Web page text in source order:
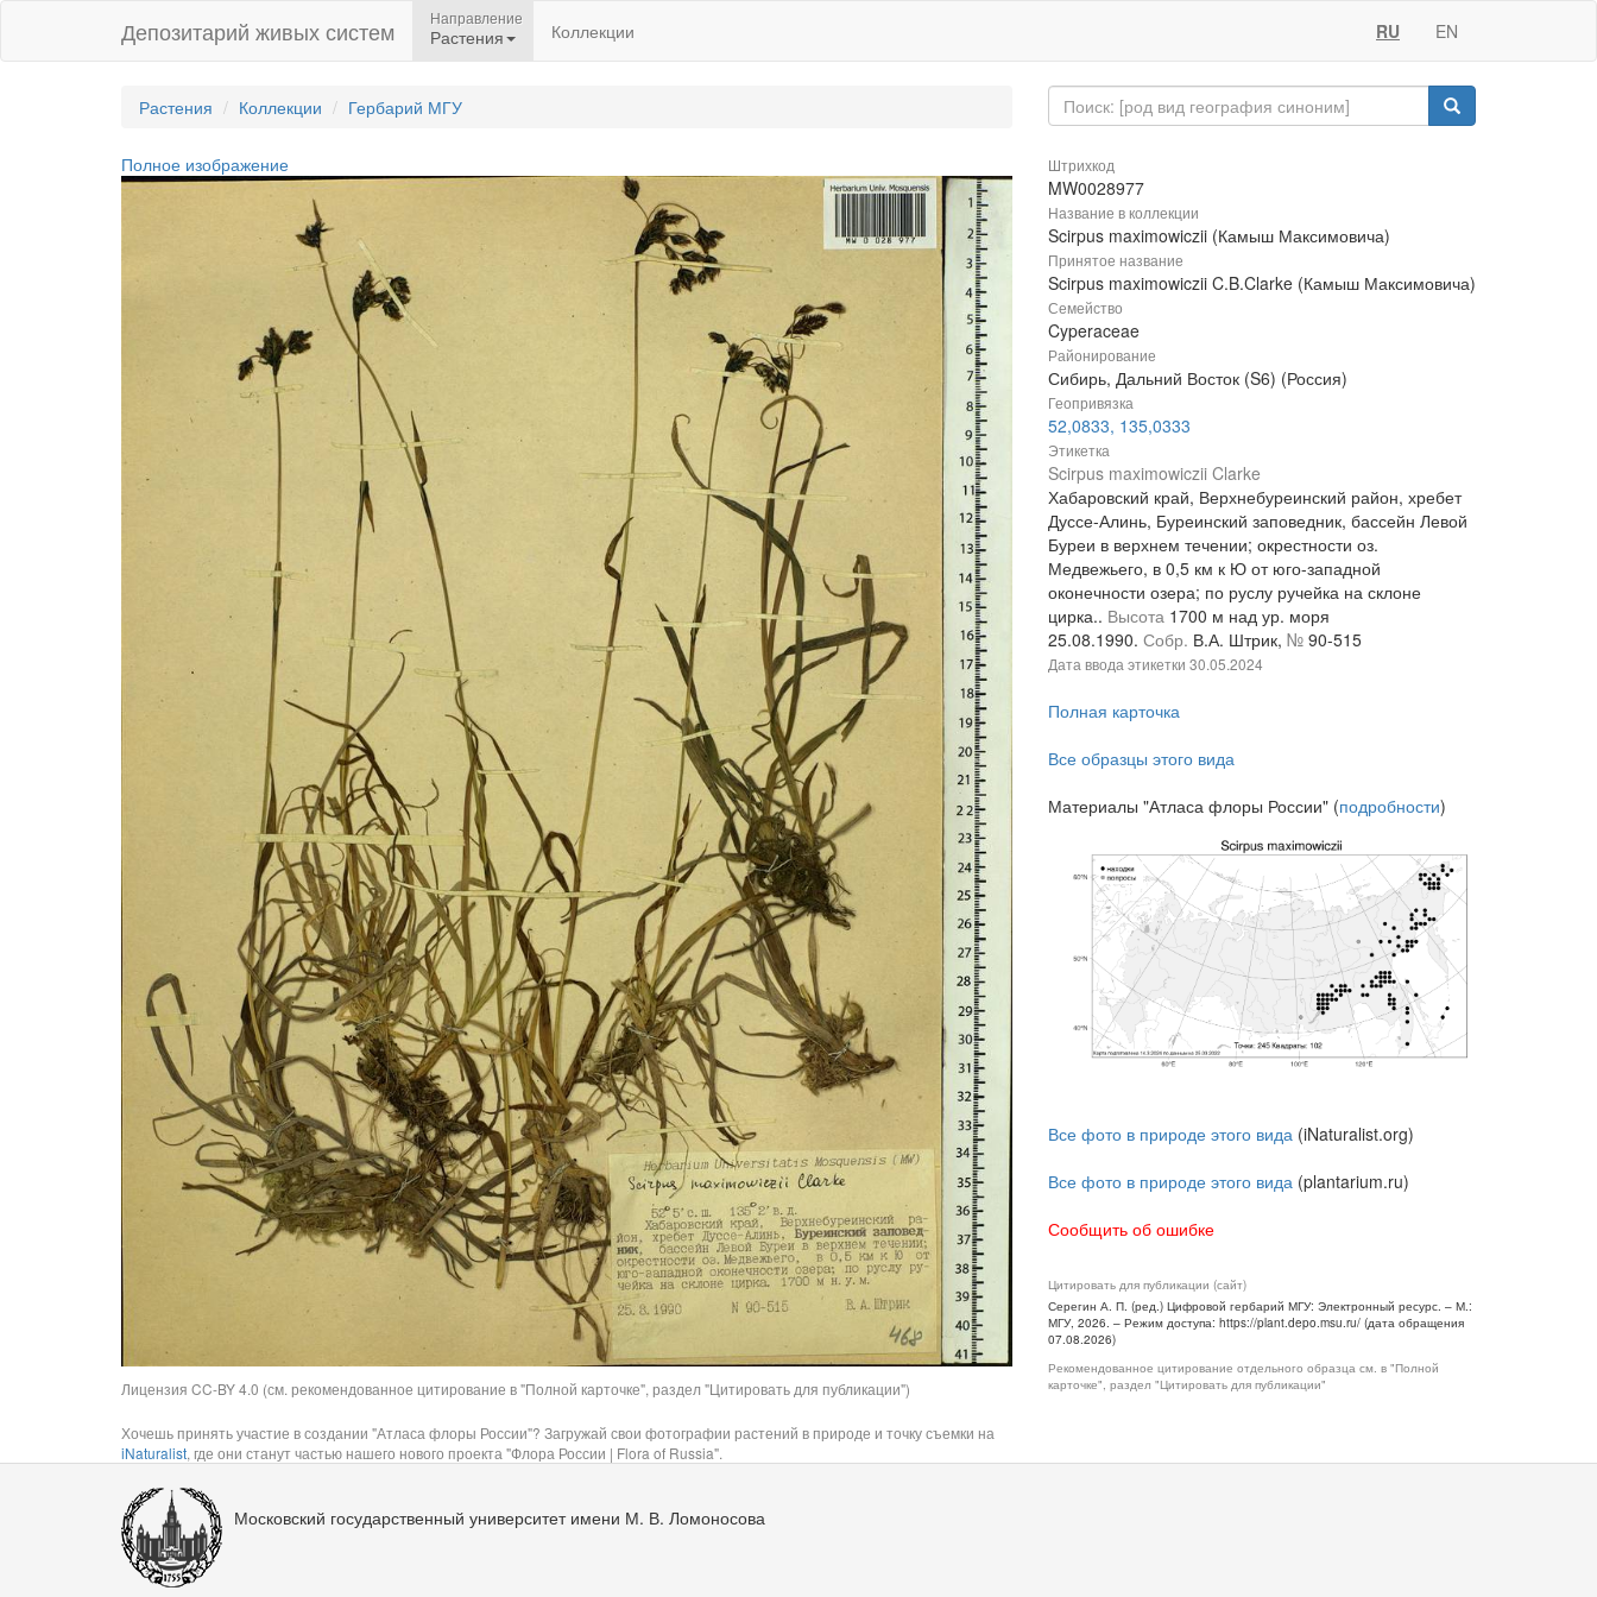
Депозитарий живых систем Направление
Растения Коллекции RU EN
Растения Коллекции Гербарий МГУ
Полное изображение
Лицензия CC-BY 4.0 (см. рекомендованное цитирование в "Полной карточке", раздел "Цитировать для публикации")
Хочешь принять участие в создании "Атласа флоры России"? Загружай свои фотографии растений в природе и точку съемки на
iNaturalist, где они станут частью нашего нового проекта "Флора России | Flora of Russia".
Штрихкод
MW0028977
Название в коллекции
Scirpus maximowiczii (Камыш Максимовича)
Принятое название
Scirpus maximowiczii C.B.Clarke (Камыш Максимовича)
Семейство
Cyperaceae
Районирование
Сибирь, Дальний Восток (S6) (Россия)
Геопривязка
52,0833, 135,0333
Этикетка
Scirpus maximowiczii Clarke
Хабаровский край, Верхнебуреинский район, хребет
Дуссе-Алинь, Буреинский заповедник, бассейн Левой
Буреи в верхнем течении; окрестности оз.
Медвежьего, в 0,5 км к Ю от юго-западной
оконечности озера; по руслу ручейка на склоне
цирка.. Высота 1700 м над ур. моря
25.08.1990. Собр. В.А. Штрик, № 90-515
Дата ввода этикетки 30.05.2024
Полная карточка
Все образцы этого вида
Материалы "Атласа флоры России" (подробности)
Все фото в природе этого вида (iNaturalist.org)
Все фото в природе этого вида (plantarium.ru)
Сообщить об ошибке
Цитировать для публикации (сайт)
Серегин А. П. (ред.) Цифровой гербарий МГУ: Электронный ресурс. – М.:
МГУ, 2026. – Режим доступа: https://plant.depo.msu.ru/ (дата обращения
07.08.2026)
Рекомендованное цитирование отдельного образца см. в "Полной
карточке", раздел "Цитировать для публикации"
Московский государственный университет имени М. В. Ломоносова